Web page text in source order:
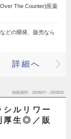
The Counter)医薬
どの開発、販売なら
詳細へ
掲載期間 26/08/07～26/08/20
シルリワー
厚生◎／販